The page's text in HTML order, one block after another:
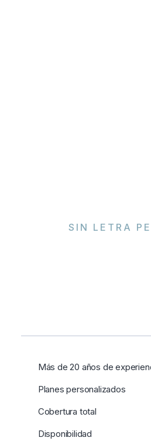
SIN LETRA
Más de 20 años de
Planes personalizados
Cobertura total
Disponibilidad